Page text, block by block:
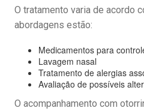
O tratamento varia de acordo
abordagens estão:
Medicamentos para
Lavagem nasal
Tratamento de alergias
Avaliação de possíveis
O acompanhamento com